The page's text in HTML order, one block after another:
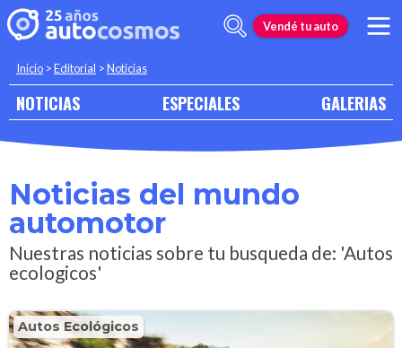
Vendé tu auto
Inicio >Editorial >Noticias
NOTICIAS ESPECIALES GALERIAS
Noticias del mundo
automotor
Nuestras noticias sobre tu busqueda de: 'Autos
ecologicos'
Autos Ecológicos